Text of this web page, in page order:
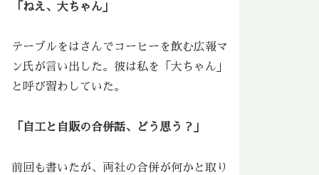
「ねえ、大ちゃん」
テーブルをはさんでコーヒーを飲む広報マ
ン氏が言い出した。彼は私を「大ちゃん」
と呼び習わしていた。
「自工と自販の合併話、どう思う？」
前回も書いたが、両社の合併が何かと取り